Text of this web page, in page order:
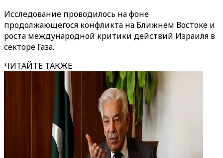
Исследование проводилось на фоне
продолжающегося конфликта на Ближнем Востоке и
роста международной критики действий Израиля в
секторе Газа.
ЧИТАЙТЕ ТАКЖЕ